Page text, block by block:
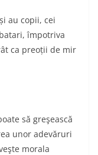
au copii, cei
împotriva
ca preoții de mir
să greşească
unor adevăruri
morala